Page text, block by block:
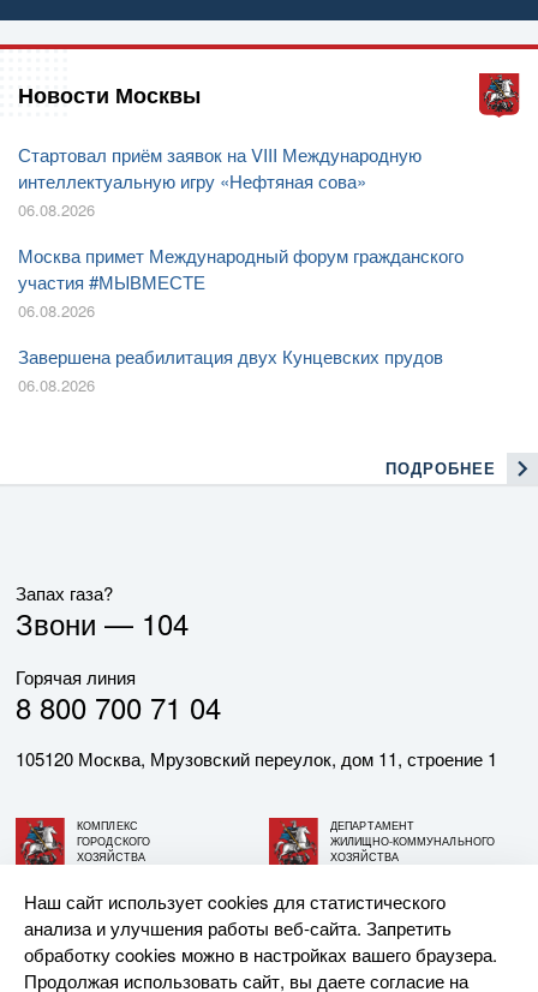
Новости Москвы
Стартовал приём заявок на VIII Международную
интеллектуальную игру «Нефтяная сова»
06.08.2026
Москва примет Международный форум гражданского
участия #МЫВМЕСТЕ
06.08.2026
Завершена реабилитация двух Кунцевских прудов
06.08.2026
ПОДРОБНЕЕ
Запах газа?
Звони — 104
Горячая линия
8 800 700 71 04
105120 Москва, Мрузовский переулок, дом 11, строение 1
КОМПЛЕКС
ГОРОДСКОГО
ХОЗЯЙСТВА
ДЕПАРТАМЕНТ
ЖИЛИЩНО-КОММУНАЛЬНОГО
ХОЗЯЙСТВА
© АО «МОСГАЗ», 2026. При использовании материалов
ссылка на сайт обязательна.
Наш сайт использует cookies для статистического
анализа и улучшения работы веб-сайта. Запретить
обработку cookies можно в настройках вашего браузера.
Продолжая использовать сайт, вы даете согласие на